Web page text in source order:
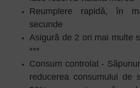
Reumplere rapidă, în
secunde
Asigură de 2 ori mai multe
***
Consum controlat -
reducerea consumului de